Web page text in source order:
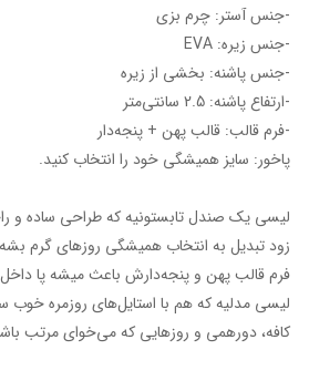
-جنس آستر: چرم بزی
-جنس زیره: EVA
-جنس پاشنه: بخشی از زیره
-ارتفاع پاشنه: 2.5 سانتی‌متر
-فرم قالب: قالب پهن + پنجه‎‌دار
پاخور: سایز همیشگی خود را انتخاب کنید.
لیسی یک صندل تابستونیه که طراحی ساده و
زود تبدیل به انتخاب همیشگی روزهای گرم
فرم قالب پهن و پنجه‌دارش باعث میشه پا
لیسی مدلیه که هم با استایل‌های روزمره
کافه، دورهمی و روزهایی که می‌خوای مرتب